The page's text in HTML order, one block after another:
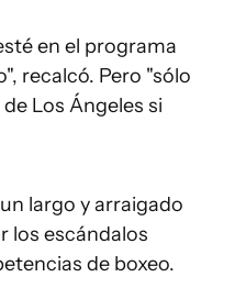
en el programa
recalcó. Pero "sólo
Los Ángeles si
largo y arraigado
los escándalos
de boxeo.